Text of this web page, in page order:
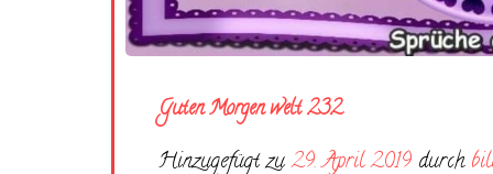
Guten Morgen welt 232
Hinzugefügt zu29. April 2019 durch